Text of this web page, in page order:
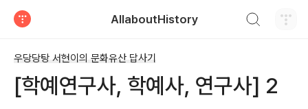
AllaboutHistory
우당당탕 서현이의 문화유산 답사기
[학예연구사, 학예사, 연구사] 2